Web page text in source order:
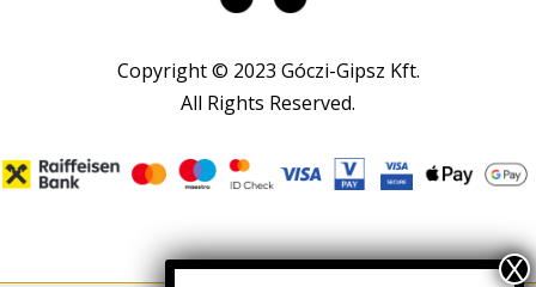
Copyright © 2023 Góczi-Gipsz Kft.
All Rights Reserved.